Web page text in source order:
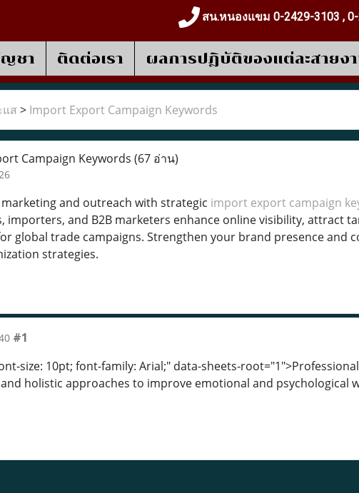
สน.หนองแขม 0-2429-3103 ,
ชา ติดต่อเรา ผลการปฎิบัติของแต่ละสายง
แส > Import Export Campaign Keywords
Campaign Keywords (67 อ่าน)
and outreach with strategic import export campaign
importers, and B2B marketers enhance online visibility, attract
global trade campaigns. Strengthen your brand presence and
strategies.
#1
size: 10pt; font-family: Arial;" data-sheets-
holistic approaches to improve emotional and psychological